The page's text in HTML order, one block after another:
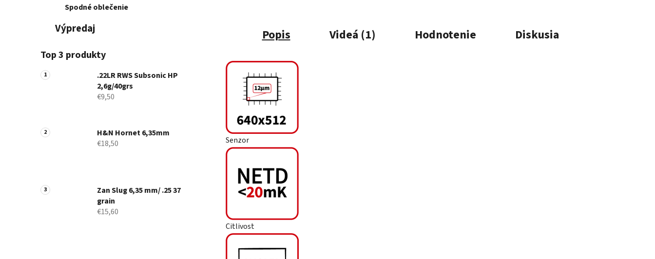
Spodné oblečenie
Výpredaj
Top 3 produkty
.22LR RWS Subsonic HP
2,6g/40grs
€9,50
H&N Hornet 6,35mm
€18,50
Zan Slug 6,35 mm/ .25 37
grain
€15,60
Popis Videá (1) Hodnotenie Diskusia
Senzor
Citlivost